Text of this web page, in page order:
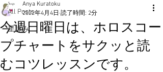
All Posts
星詠み
今週日曜日は、ホロスコー
プチャートをサクッと読
むコツレッスンです。
Anya Kuratoku
2022年4月4日 読了時間: 2分